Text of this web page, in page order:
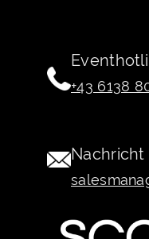
+43 6138
Nachricht